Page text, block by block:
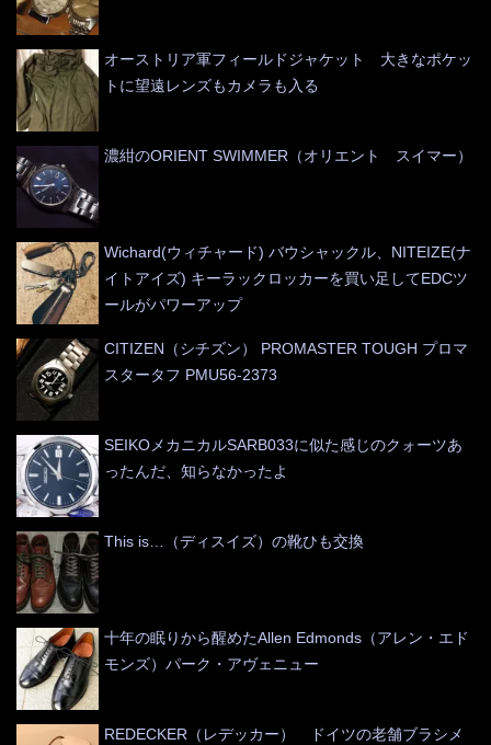
オーストリア軍フィールドジャケット 大きなポケッ
トに望遠レンズもカメラも入る
濃紺のORIENT SWIMMER（オリエント スイマー）
Wichard(ウィチャード) バウシャックル、NITEIZE(ナ
イトアイズ) キーラックロッカーを買い足してEDCツ
ールがパワーアップ
CITIZEN（シチズン） PROMASTER TOUGH プロマ
スタータフ PMU56-2373
SEIKOメカニカルSARB033に似た感じのクォーツあ
ったんだ、知らなかったよ
This is…（ディスイズ）の靴ひも交換
十年の眠りから醒めたAllen Edmonds（アレン・エド
モンズ）パーク・アヴェニュー
REDECKER（レデッカー） ドイツの老舗ブラシメ